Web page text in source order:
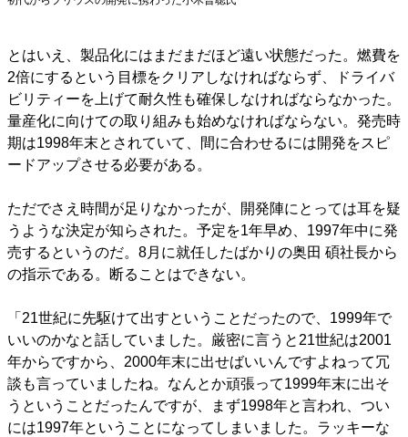
とはいえ、製品化にはまだまだほど遠い状態だった。燃費を
2倍にするという目標をクリアしなければならず、ドライバ
ビリティーを上げて耐久性も確保しなければならなかった。
量産化に向けての取り組みも始めなければならない。発売時
期は1998年末とされていて、間に合わせるには開発をスピ
ードアップさせる必要がある。
ただでさえ時間が足りなかったが、開発陣にとっては耳を疑
うような決定が知らされた。予定を1年早め、1997年中に発
売するというのだ。8月に就任したばかりの奥田 碩社長から
の指示である。断ることはできない。
「21世紀に先駆けて出すということだったので、1999年で
いいのかなと話していました。厳密に言うと21世紀は2001
年からですから、2000年末に出せばいいんですよねって冗
談も言っていましたね。なんとか頑張って1999年末に出そ
うということだったんですが、まず1998年と言われ、つい
には1997年ということになってしまいました。ラッキーな